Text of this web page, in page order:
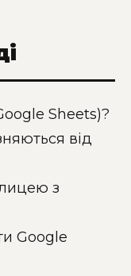
Sheets)?
від
з
Google